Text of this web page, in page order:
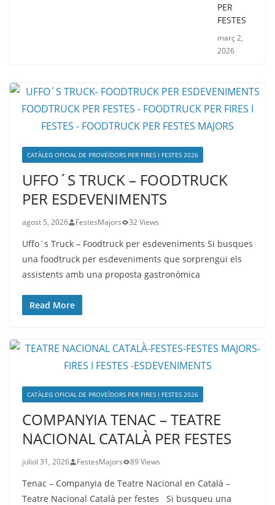
PER
FESTES
març 2,
2026
CATÀLEG OFICIAL DE PROVEÏDORS PER FIRES I FESTES 2026
UFFO´S TRUCK – FOODTRUCK
PER ESDEVENIMENTS
agost 5, 2026 FestesMajors 32 Views
Uffo´s Truck – Foodtruck per esdeveniments Si busques
una foodtruck per esdeveniments que sorprengui els
assistents amb una proposta gastronòmica
Read More
CATÀLEG OFICIAL DE PROVEÏDORS PER FIRES I FESTES 2026
COMPANYIA TENAC – TEATRE
NACIONAL CATALÀ PER FESTES
juliol 31, 2026 FestesMajors 89 Views
Tenac – Companyia de Teatre Nacional en Català –
Teatre Nacional Català per festes Si busqueu una